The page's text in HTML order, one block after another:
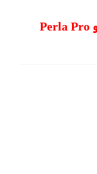
راهنمای خطاهای پکیج بوتان پرلا پرو Perla Pro